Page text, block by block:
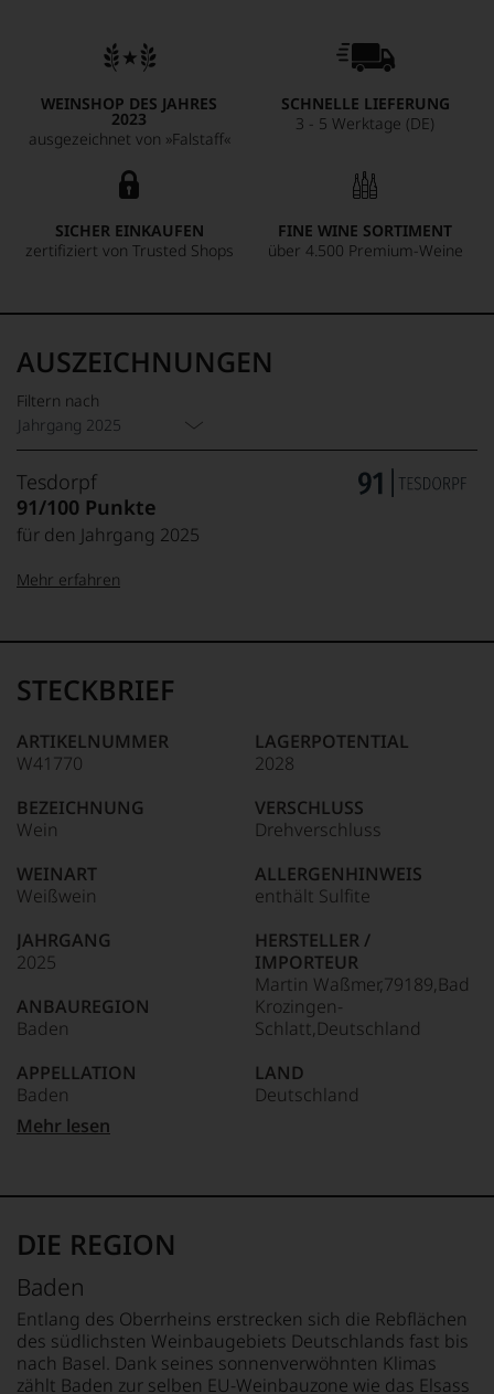
WEINSHOP DES JAHRES
2023
ausgezeichnet von »Falstaff«
SCHNELLE LIEFERUNG
3 - 5 Werktage (DE)
SICHER EINKAUFEN
zertifiziert von Trusted Shops
FINE WINE SORTIMENT
über 4.500 Premium-Weine
AUSZEICHNUNGEN
Filtern nach
Jahrgang 2025
Tesdorpf
91/100 Punkte
für den Jahrgang 2025
95–98 Punkte:
90–94 Punkte:
Unter 85 Punkte:
Name
Tesdorpf
für
»Fine
für
die
edlen
Weine
der
Welt,
kaum
ein
Das
dokumentieren
auch
und
gerade
mit
Medaillen
Weinjournalisten
Fachpublikationen
unseren
Aussendungen
oder
Mehr erfahren
STECKBRIEF
ARTIKELNUMMER
W41770
BEZEICHNUNG
Wein
WEINART
Weißwein
JAHRGANG
2025
ANBAUREGION
Baden
APPELLATION
Baden
REBSORTEN
TRINKTEMPERATUR
12,5 % Vol.
LAGERPOTENTIAL
2028
VERSCHLUSS
Drehverschluss
ALLERGENHINWEIS
enthält Sulfite
HERSTELLER /
IMPORTEUR
Martin Waßmer,79189,Bad
Krozingen-
Schlatt,Deutschland
LAND
Deutschland
GESCHMACK
Mehr lesen
DIE REGION
Baden
Entlang des Oberrheins erstrecken sich die Rebflächen
des südlichsten Weinbaugebiets Deutschlands fast bis
nach Basel. Dank seines sonnenverwöhnten Klimas
zählt Baden zur selben EU-Weinbauzone wie das Elsass